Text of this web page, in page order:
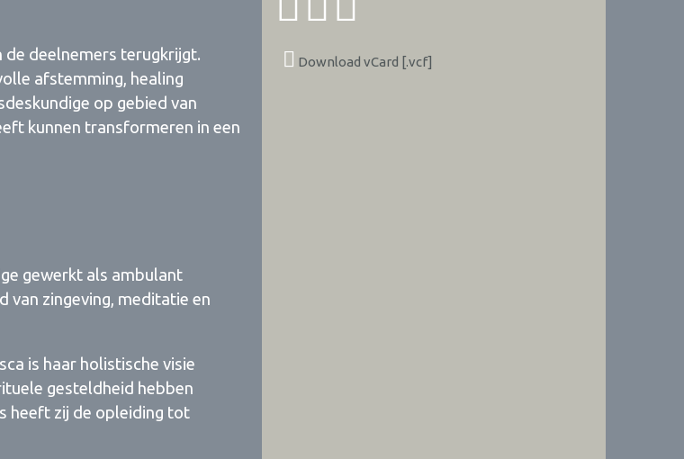
de deelnemers terugkrijgt.
afstemming, healing
op gebied van
kunnen transformeren in een
gewerkt als ambulant
van zingeving, meditatie en
is haar holistische visie
gesteldheid hebben
heeft zij de opleiding tot
Download vCard [.vcf]